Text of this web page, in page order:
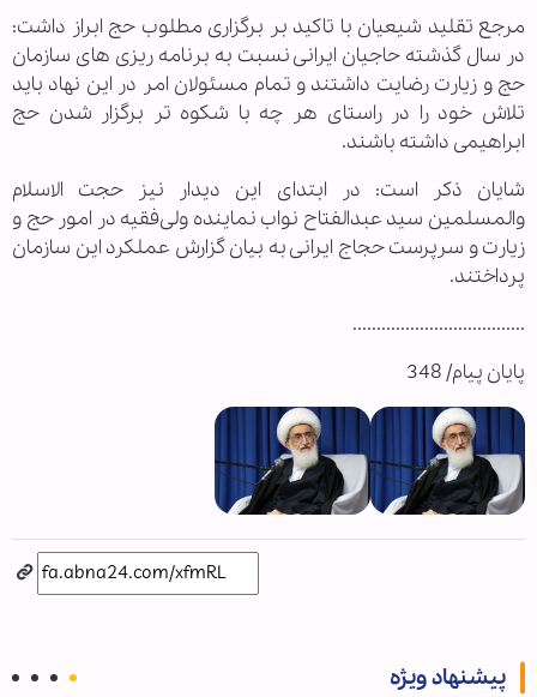
مرجع تقلید شیعیان با تاکید بر برگزاری مطلوب حج ابراز داشت:
در سال گذشته حاجیان ایرانی نسبت به برنامه ریزی های سازمان
حج و زیارت رضایت داشتند و تمام مسئولان امر در این نهاد باید
تلاش خود را در راستای هر چه با شکوه تر برگزار شدن حج
ابراهیمی داشته باشند.
شایان ذکر است: در ابتدای این دیدار نیز حجت الاسلام
والمسلمین سید عبدالفتاح نواب نماینده ولی‌فقیه در امور حج و
زیارت و سرپرست حجاج ایرانی به بیان گزارش عملکرد این سازمان
پرداختند.
....................................
پایان پیام/ 348
پیشنهاد ویژه